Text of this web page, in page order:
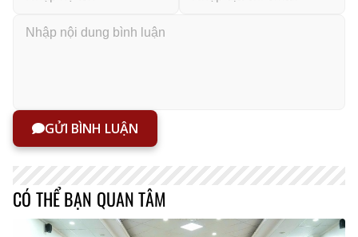
GỬI BÌNH LUẬN
CÓ THỂ BẠN QUAN TÂM